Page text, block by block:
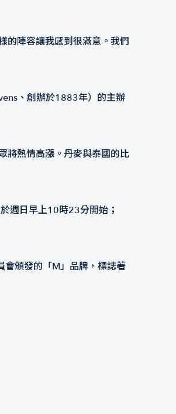
的陣容讓我感到很滿意。我們
、創辦於1883年）的主辦
將熱情高漲。丹麥與泰國的比
週日早上10時23分開始；
會頒發的「M」品牌，標誌著